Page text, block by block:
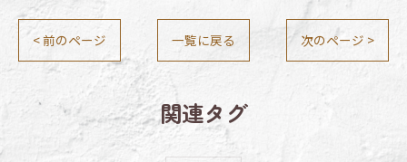
< 前のページ 一覧に戻る 次のページ >
関連タグ